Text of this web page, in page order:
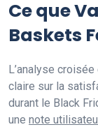
Ce que
Baskets
L’analyse croisée
claire sur la
durant le Black
une note